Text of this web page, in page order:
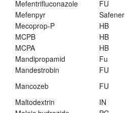
Mefentrifluconazole
FU
Mefenpyr
Safener
Mecoprop-P
HB
MCPB
HB
MCPA
HB
Mandipropamid
Fu
Mandestrobin
FU
Mancozeb
FU
Maltodextrin
IN